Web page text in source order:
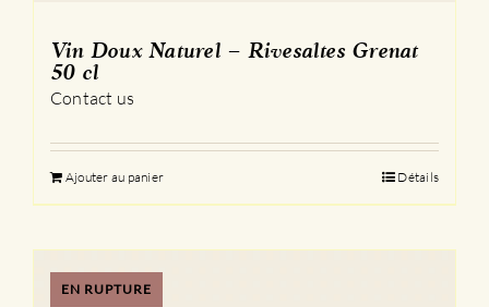
Vin Doux Naturel – Rivesaltes Grenat
50 cl
Contact us
Ajouter au panier Détails
EN RUPTURE